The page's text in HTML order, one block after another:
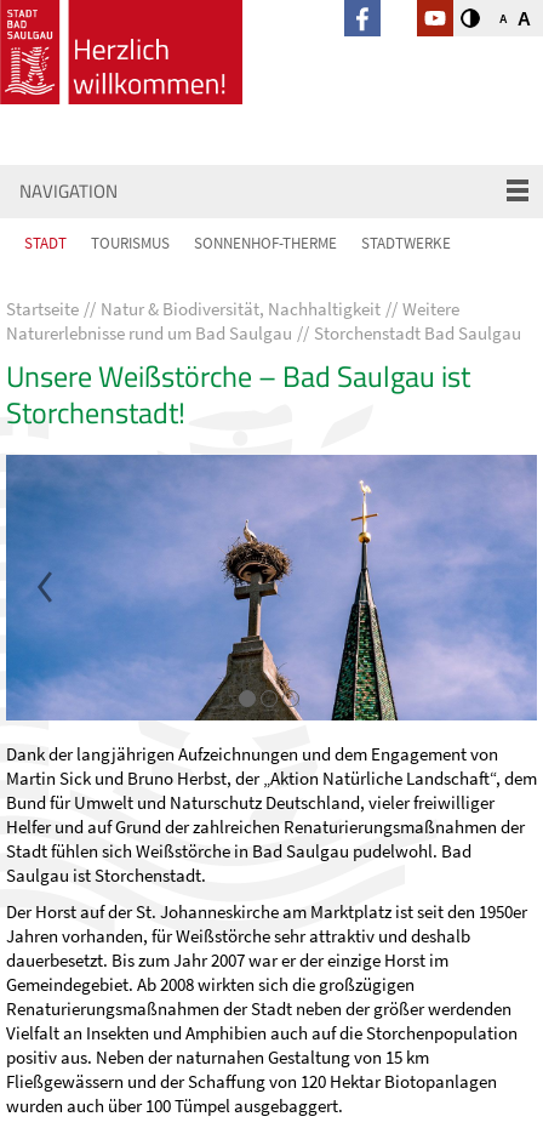
A A
NAVIGATION
STADT TOURISMUS SONNENHOF-THERME STADTWERKE
Startseite Natur & Biodiversität, Nachhaltigkeit
Weitere
Naturerlebnisse rund um Bad Saulgau
Storchenstadt Bad Saulgau
Unsere Weißstörche – Bad Saulgau ist
Storchenstadt!
Dank der langjährigen Aufzeichnungen und dem Engagement von
Martin Sick und Bruno Herbst, der „Aktion Natürliche Landschaft“, dem
Bund für Umwelt und Naturschutz Deutschland, vieler freiwilliger
Helfer und auf Grund der zahlreichen Renaturierungsmaßnahmen der
Stadt fühlen sich Weißstörche in Bad Saulgau pudelwohl. Bad
Saulgau ist Storchenstadt.
Der Horst auf der St. Johanneskirche am Marktplatz ist seit den 1950er
Jahren vorhanden, für Weißstörche sehr attraktiv und deshalb
dauerbesetzt. Bis zum Jahr 2007 war er der einzige Horst im
Gemeindegebiet. Ab 2008 wirkten sich die großzügigen
Renaturierungsmaßnahmen der Stadt neben der größer werdenden
Vielfalt an Insekten und Amphibien auch auf die Storchenpopulation
positiv aus. Neben der naturnahen Gestaltung von 15 km
Fließgewässern und der Schaffung von 120 Hektar Biotopanlagen
wurden auch über 100 Tümpel ausgebaggert.